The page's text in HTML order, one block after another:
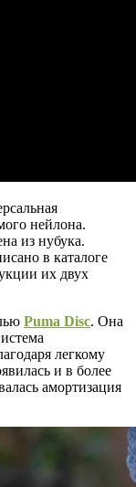
нейлона.
из нубука.
в каталоге
их двух
Puma Disc. Она
легкому
и в более
амортизация